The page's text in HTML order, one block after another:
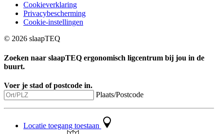
Cookieverklaring
Privacybescherming
Cookie-instellingen
© 2026 slaapTEQ
Zoeken naar slaapTEQ ergonomisch ligcentrum bij jou in de
buurt.
Voer je stad of postcode in.
Plaats/Postcode
Locatie toegang toestaan